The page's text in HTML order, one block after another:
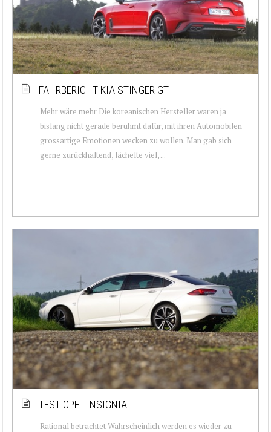
FAHRBERICHT KIA STINGER GT
Mehr wäre mehr Die koreanischen Hersteller waren ja
bislang nicht gerade berühmt dafür, mit ihren Automobilen
grossartige Emotionen wecken zu wollen. Man gab sich
gerne zurückhaltend, lächelte viel, ...
TEST OPEL INSIGNIA
Rational betrachtet Wahrscheinlich werden es wieder zu